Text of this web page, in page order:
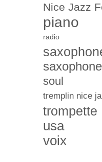
Nice Jazz
piano
radio
soul
tremplin nice
trompette
usa
voix